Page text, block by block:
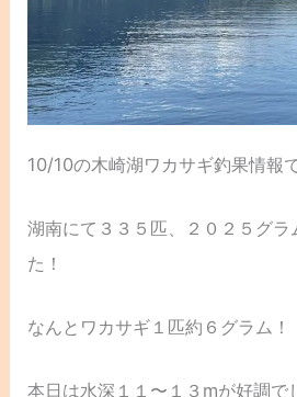
10/10の木崎湖ワカサギ釣果情報
湖南にて３３５匹、２０２５グラ
た！
なんとワカサギ１匹約６グラム！
本日は水深１１〜１３mが好調で